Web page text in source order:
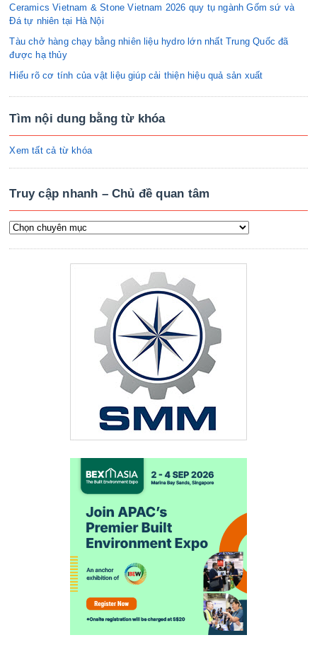
Ceramics Vietnam & Stone Vietnam 2026 quy tụ ngành Gốm sứ và
Đá tự nhiên tại Hà Nội
Tàu chở hàng chạy bằng nhiên liệu hydro lớn nhất Trung Quốc đã
được hạ thủy
Hiểu rõ cơ tính của vật liệu giúp cải thiện hiệu quả sản xuất
Tìm nội dung bằng từ khóa
Xem tất cả từ khóa
Truy cập nhanh – Chủ đề quan tâm